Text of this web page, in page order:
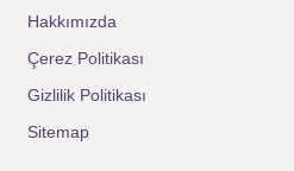
Hakkımızda
Çerez Politikası
Gizlilik Politikası
Sitemap